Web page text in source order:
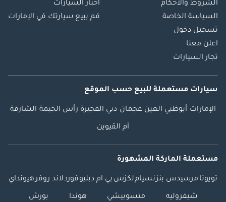
الشروط والأحكام
السياسة الخاصة
تسجيل دخول
اعلن معنا
تجار السيارات
أخبار السيارات
قم ببيع سيارتك في الإمارات
سيارات مستعملة للبيع حسب الموقع
الإمارات أبوظبي العين عجمان دبي الفجيرة رأس الخيمة الشارقة
أم القيوين
مستعملة الماركة المشهورة
تويوتا مرسيدس بنزنسياملكزس بي ام دبليوفوردلاند روفرهيونداي
شيفروليه متسوبيشي هوندا بورش